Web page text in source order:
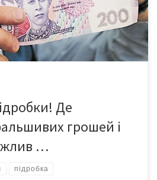
повідомляє УНН.
підробки таких купюр: 200
Де
грошей і
…
підробка